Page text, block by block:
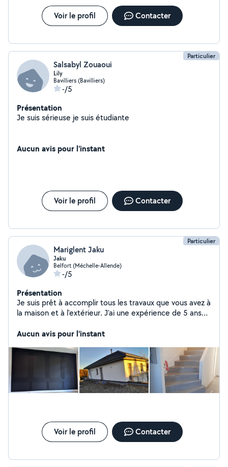
Voir le profil Contacter
Particulier
Salsabyl Zouaoui
Lily
Bavilliers (Bavilliers)
-/5
Présentation
Je suis sérieuse je suis étudiante
Aucun avis pour l'instant
Voir le profil Contacter
Particulier
Mariglent Jaku
Jaku
Belfort (Méchelle-Allende)
-/5
Présentation
Je suis prêt à accomplir tous les travaux que vous avez à
la maison et à l'extérieur. J'ai une expérience de 5 ans
Aucun avis pour l'instant
Voir le profil Contacter